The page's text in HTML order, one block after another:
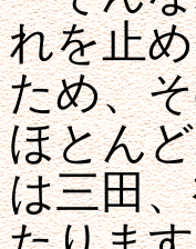
れを止
ため、
ほとん
は三田